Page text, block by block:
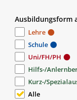
Ausbildungsform
Lehre
Schule
Uni/FH/PH
Hilfs-/
Kurz-/
Alle